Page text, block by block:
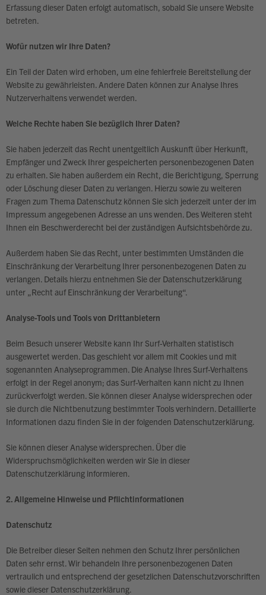
Erfassung dieser Daten erfolgt automatisch, sobald Sie unsere Website
betreten.
Wofür nutzen wir Ihre Daten?
Ein Teil der Daten wird erhoben, um eine fehlerfreie Bereitstellung der
Website zu gewährleisten. Andere Daten können zur Analyse Ihres
Nutzerverhaltens verwendet werden.
Welche Rechte haben Sie bezüglich Ihrer Daten?
Sie haben jederzeit das Recht unentgeltlich Auskunft über Herkunft,
Empfänger und Zweck Ihrer gespeicherten personenbezogenen Daten
zu erhalten. Sie haben außerdem ein Recht, die Berichtigung, Sperrung
oder Löschung dieser Daten zu verlangen. Hierzu sowie zu weiteren
Fragen zum Thema Datenschutz können Sie sich jederzeit unter der im
Impressum angegebenen Adresse an uns wenden. Des Weiteren steht
Ihnen ein Beschwerderecht bei der zuständigen Aufsichtsbehörde zu.
Außerdem haben Sie das Recht, unter bestimmten Umständen die
Einschränkung der Verarbeitung Ihrer personenbezogenen Daten zu
verlangen. Details hierzu entnehmen Sie der Datenschutzerklärung
unter „Recht auf Einschränkung der Verarbeitung“.
Analyse-Tools und Tools von Drittanbietern
Beim Besuch unserer Website kann Ihr Surf-Verhalten statistisch
ausgewertet werden. Das geschieht vor allem mit Cookies und mit
sogenannten Analyseprogrammen. Die Analyse Ihres Surf-Verhaltens
erfolgt in der Regel anonym; das Surf-Verhalten kann nicht zu Ihnen
zurückverfolgt werden. Sie können dieser Analyse widersprechen oder
sie durch die Nichtbenutzung bestimmter Tools verhindern. Detaillierte
Informationen dazu finden Sie in der folgenden Datenschutzerklärung.
Sie können dieser Analyse widersprechen. Über die
Widerspruchsmöglichkeiten werden wir Sie in dieser
Datenschutzerklärung informieren.
2. Allgemeine Hinweise und Pflichtinformationen
Datenschutz
Die Betreiber dieser Seiten nehmen den Schutz Ihrer persönlichen
Daten sehr ernst. Wir behandeln Ihre personenbezogenen Daten
vertraulich und entsprechend der gesetzlichen Datenschutzvorschriften
sowie dieser Datenschutzerklärung.